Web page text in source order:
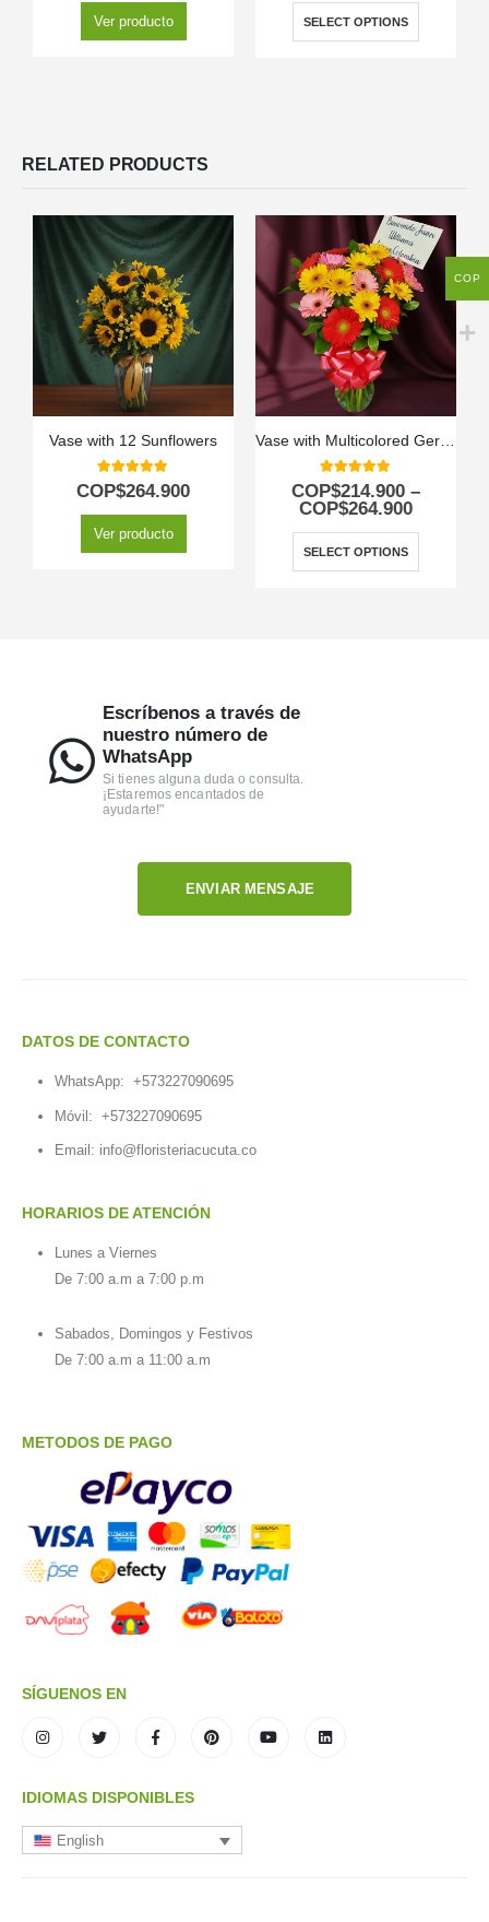
Ver producto SELECT OPTIONS
RELATED PRODUCTS
Vase with 12 Sunflowers
5.00out of 5
COP$264.900
Ver producto
Vase with Multicolored Gerberas
5.00out of 5
COP$214.900 –
COP$264.900
SELECT OPTIONS
Escríbenos a través de
nuestro número de
WhatsApp
Si tienes alguna duda o consulta.
¡Estaremos encantados de
ayudarte!"
ENVIAR MENSAJE
DATOS DE CONTACTO
WhatsApp: +573227090695
Móvil: +573227090695
Email: info@floristeriacucuta.co
HORARIOS DE ATENCIÓN
Lunes a Viernes
De 7:00 a.m a 7:00 p.m
Sabados, Domingos y Festivos
De 7:00 a.m a 11:00 a.m
METODOS DE PAGO
SÍGUENOS EN
IDIOMAS DISPONIBLES
English
COP